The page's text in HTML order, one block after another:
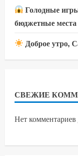
Голодные
бюджетные
Доброе утро,
СВЕЖИЕ
Нет комментариев